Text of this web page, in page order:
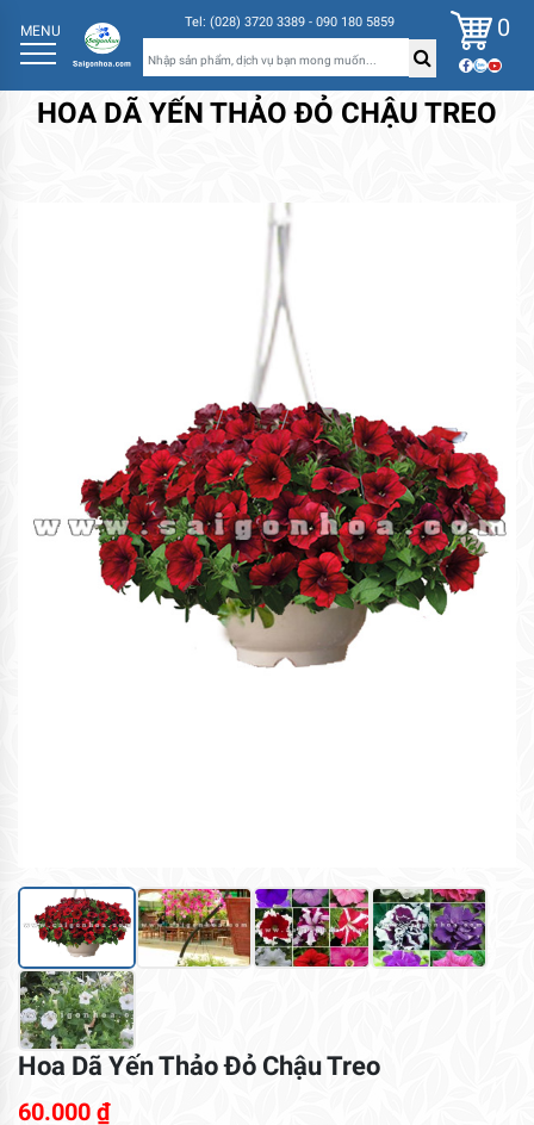
MENU Tel: (028) 3720 3389 - 090 180 5859 0
HOA DÃ YẾN THẢO ĐỎ CHẬU TREO
Hoa Dã Yến Thảo Đỏ Chậu Treo
60.000 ₫